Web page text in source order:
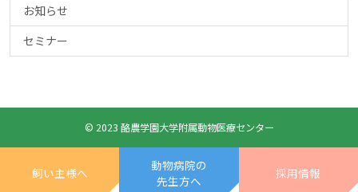
お知らせ
セミナー
© 2023 酪農学園大学附属動物医療センター
飼い主様へ
動物病院の
先生方へ
採用情報